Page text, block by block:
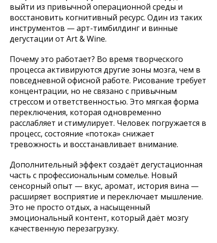
выйти из привычной операционной среды и
восстановить когнитивный ресурс. Один из таких
инструментов — арт-тимбилдинг и винные
дегустации от Art & Wine.
Почему это работает? Во время творческого
процесса активируются другие зоны мозга, чем в
повседневной офисной работе. Рисование требует
концентрации, но не связано с привычным
стрессом и ответственностью. Это мягкая форма
переключения, которая одновременно
расслабляет и стимулирует. Человек погружается в
процесс, состояние «потока» снижает
тревожность и восстанавливает внимание.
Дополнительный эффект создаёт дегустационная
часть с профессиональным сомелье. Новый
сенсорный опыт — вкус, аромат, история вина —
расширяет восприятие и переключает мышление.
Это не просто отдых, а насыщенный
эмоциональный контент, который даёт мозгу
качественную перезагрузку.